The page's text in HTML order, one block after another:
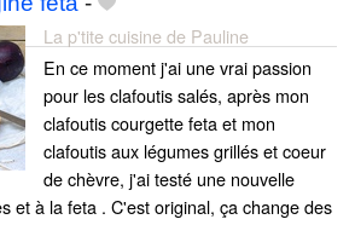
La p'tite cuisine de Pauline
En ce moment j'ai une vrai passion
pour les clafoutis salés, après mon
clafoutis courgette feta et mon
clafoutis aux légumes grillés et coeur
de chèvre, j'ai testé une nouvelle
et à la feta . C'est original, ça change des